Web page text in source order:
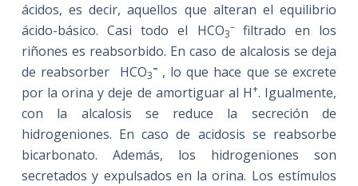
ácidos, es decir, aquellos que alteran el equilibrio
ácido-básico. Casi todo el HCO3
– filtrado en los
riñones es reabsorbido. En caso de alcalosis se deja
de reabsorber HCO3
– , lo que hace que se excrete
por la orina y deje de amortiguar al H+. Igualmente,
con la alcalosis se reduce la secreción de
hidrogeniones. En caso de acidosis se reabsorbe
bicarbonato. Además, los hidrogeniones son
secretados y expulsados en la orina. Los estímulos